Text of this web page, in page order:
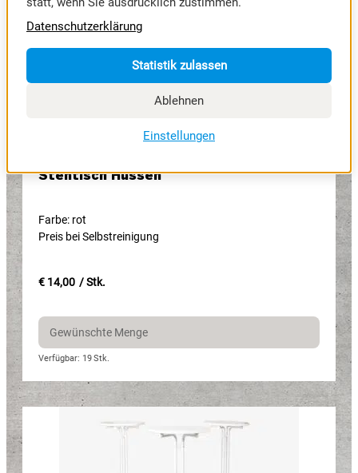
Stehtisch Hussen
Farbe: rot
Preis bei Selbstreinigung
€ 14,00 / Stk.
Verfügbar: 19Stk.
Datenschutzerklärung
Statistik zulassen
Ablehnen
Einstellungen